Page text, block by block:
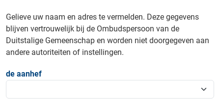
Gelieve uw naam en adres te vermelden. Deze gegevens
blijven vertrouwelijk bij de Ombudspersoon van de
Duitstalige Gemeenschap en worden niet doorgegeven aan
andere autoriteiten of instellingen.
de aanhef